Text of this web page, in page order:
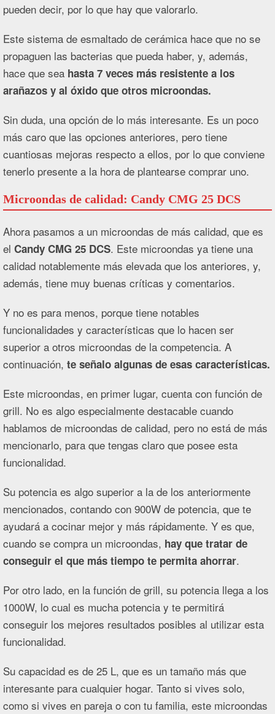
pueden decir, por lo que hay que valorarlo.
Este sistema de esmaltado de cerámica hace que no se
propaguen las bacterias que pueda haber, y, además,
hace que sea hasta 7 veces más resistente a los
arañazos y al óxido que otros microondas.
Sin duda, una opción de lo más interesante. Es un poco
más caro que las opciones anteriores, pero tiene
cuantiosas mejoras respecto a ellos, por lo que conviene
tenerlo presente a la hora de plantearse comprar uno.
Microondas de calidad: Candy CMG 25 DCS
Ahora pasamos a un microondas de más calidad, que es
elCandy CMG 25 DCS. Este microondas ya tiene una
calidad notablemente más elevada que los anteriores, y,
además, tiene muy buenas críticas y comentarios.
Y no es para menos, porque tiene notables
funcionalidades y características que lo hacen ser
superior a otros microondas de la competencia. A
continuación,te señalo algunas de esas características.
Este microondas, en primer lugar, cuenta con función de
grill. No es algo especialmente destacable cuando
hablamos de microondas de calidad, pero no está de más
mencionarlo, para que tengas claro que posee esta
funcionalidad.
Su potencia es algo superior a la de los anteriormente
mencionados, contando con 900W de potencia, que te
ayudará a cocinar mejor y más rápidamente. Y es que,
cuando se compra un microondas, hay que tratar de
conseguir el que más tiempo te permita ahorrar.
Por otro lado, en la función de grill, su potencia llega a los
1000W, lo cual es mucha potencia y te permitirá
conseguir los mejores resultados posibles al utilizar esta
funcionalidad.
Su capacidad es de 25 L, que es un tamaño más que
interesante para cualquier hogar. Tanto si vives solo,
como si vives en pareja o con tu familia, este microondas